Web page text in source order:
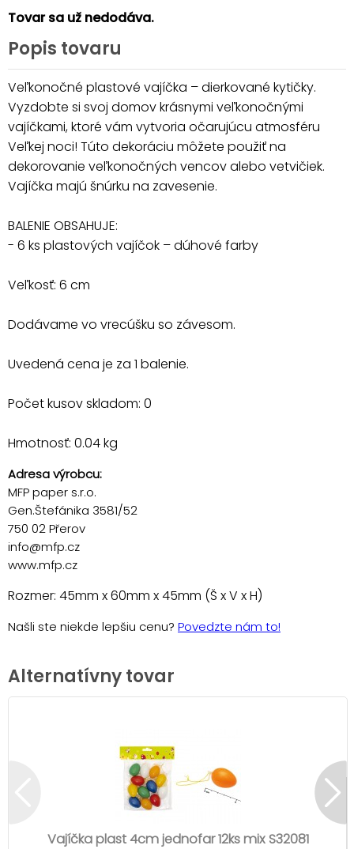
Tovar sa už nedodáva.
Popis tovaru
Veľkonočné plastové vajíčka – dierkované kytičky.
Vyzdobte si svoj domov krásnymi veľkonočnými
vajíčkami, ktoré vám vytvoria očarujúcu atmosféru
Veľkej noci! Túto dekoráciu môžete použiť na
dekorovanie veľkonočných vencov alebo vetvičiek.
Vajíčka majú šnúrku na zavesenie.
BALENIE OBSAHUJE:
- 6 ks plastových vajíčok – dúhové farby
Veľkosť: 6 cm
Dodávame vo vrecúšku so závesom.
Uvedená cena je za 1 balenie.
Počet kusov skladom: 0
Hmotnosť: 0.04 kg
Adresa výrobcu:
MFP paper s.r.o.
Gen.Štefánika 3581/52
750 02 Přerov
info@mfp.cz
www.mfp.cz
Rozmer: 45mm x 60mm x 45mm (Š x V x H)
Našli ste niekde lepšiu cenu? Povedzte nám to!
Alternatívny tovar
Vajíčka plast 4cm jednofar 12ks mix S32081